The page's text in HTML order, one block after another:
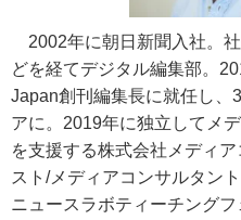
2002年に朝日新聞入社。
どを経てデジタル編集部。
Japan創刊編集長に就任し、 3
アに。 2019年に独立してメ
を支援する株式会社メディ
スト /メディアコンサルタント
ニュースラボティーチング